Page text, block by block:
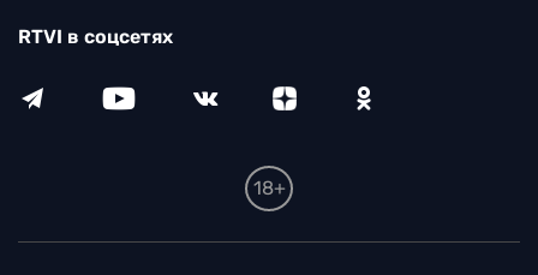
RTVI в соцсетях
18+